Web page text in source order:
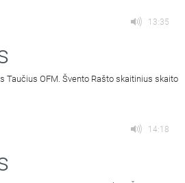
13:35
Taučius OFM. Švento Rašto skaitinius skaito
14:18